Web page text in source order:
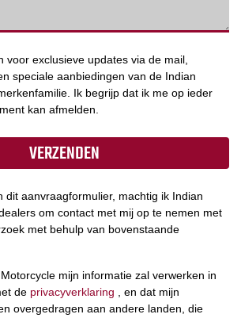
voor exclusieve updates via de mail,
speciale aanbiedingen van de Indian
Ik begrijp dat ik me op ieder
kan afmelden.
dit aanvraagformulier, machtig ik Indian
om contact met mij op te nemen met
met behulp van bovenstaande
mijn informatie zal verwerken in
de privacyverklaring
, en dat mijn
overgedragen aan andere landen, die